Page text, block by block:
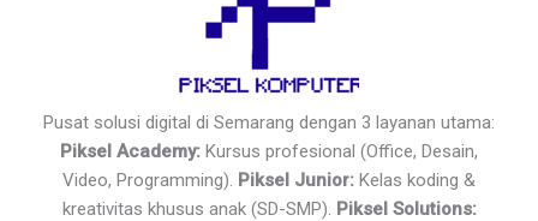
Pusat solusi digital di Semarang dengan 3 layanan utama:
Piksel Academy: Kursus profesional (Office, Desain,
Video, Programming). Piksel Junior: Kelas koding &
kreativitas khusus anak (SD-SMP). Piksel Solutions: